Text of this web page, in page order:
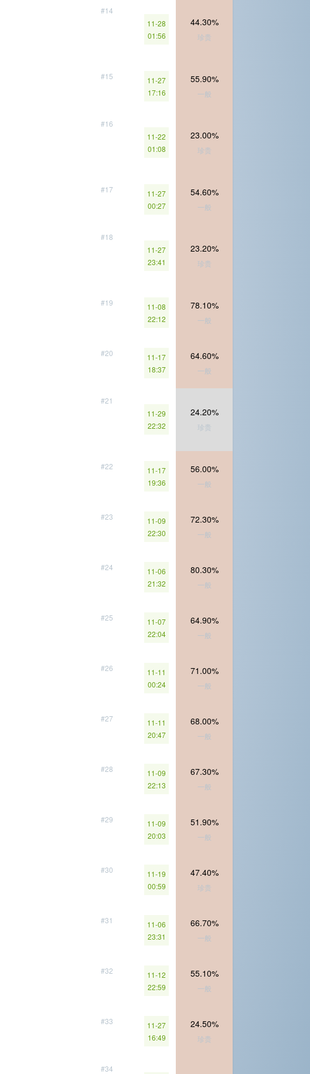
#14
11-28
01:56
44.30%
珍贵
#15
11-27
17:16
55.90%
一般
#16
11-22
01:08
23.00%
珍贵
#17
11-27
00:27
54.60%
一般
#18
11-27
23:41
23.20%
珍贵
#19
11-08
22:12
78.10%
一般
#20
11-17
18:37
64.60%
一般
#21
11-29
22:32
24.20%
珍贵
#22
11-17
19:36
56.00%
一般
#23
11-09
22:30
72.30%
一般
#24
11-06
21:32
80.30%
一般
#25
11-07
22:04
64.90%
一般
#26
11-11
00:24
71.00%
一般
#27
11-11
20:47
68.00%
一般
#28
11-09
22:13
67.30%
一般
#29
11-09
20:03
51.90%
一般
#30
11-19
00:59
47.40%
珍贵
#31
11-06
23:31
66.70%
一般
#32
11-12
22:59
55.10%
一般
#33
11-27
16:49
24.50%
珍贵
#34